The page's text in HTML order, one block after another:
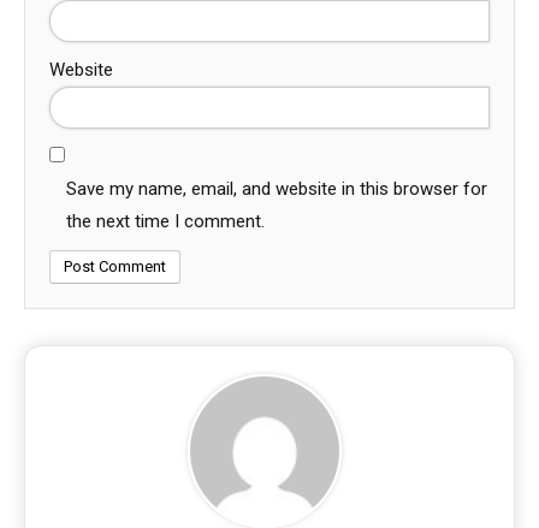
Website
Save my name, email, and website in this browser for
the next time I comment.